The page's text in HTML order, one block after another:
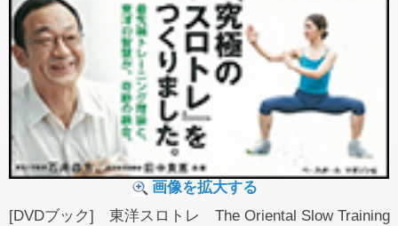
画像を拡大する
[DVDブック] 東洋スロトレ The Oriental Slow Training